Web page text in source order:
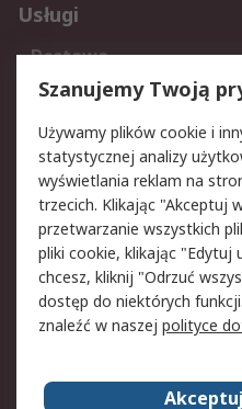
Usługi
Dostawa
Reklamacje i zwroty
Aspekty prawne
Bezpieczeństwo e-
maila
Polityka prywatności
Zastrzeżenia prawne
Szanujemy Twoją
Używamy plików cookie i
statystycznej analizy
wyświetlania reklam na
trzecich. Klikając "Akceptuj
przetwarzanie wszystkich
pliki cookie, klikając "Edytuj
chcesz, kliknij "Odrzuć
dostęp do niektórych
znaleźć w naszej polityce